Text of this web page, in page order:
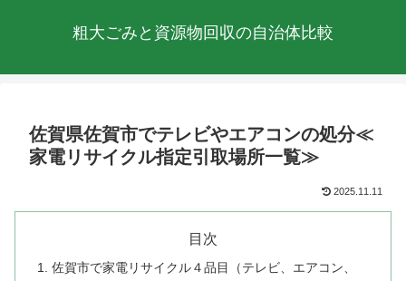
粗大ごみと資源物回収の自治体比較
佐賀県佐賀市でテレビやエアコンの処分≪
家電リサイクル指定引取場所一覧≫
2025.11.11
目次
佐賀市で家電リサイクル４品目（テレビ、エアコン、